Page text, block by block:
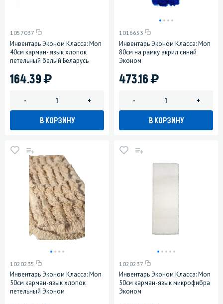
1057037
Инвентарь Эконом Класса: Моп
40см карман- язык хлопок
петельный белый Беларусь
164.39)
- +
В КОРЗИНУ
1016653
Инвентарь Эконом Класса: Моп
80см на рамку акрил синий
Эконом
473.16)
- +
В КОРЗИНУ
1020235
Инвентарь Эконом Класса: Моп
50см карман-язык хлопок
петельный Эконом
1020237
Инвентарь Эконом Класса: Моп
50см карман-язык микрофибра
Эконом